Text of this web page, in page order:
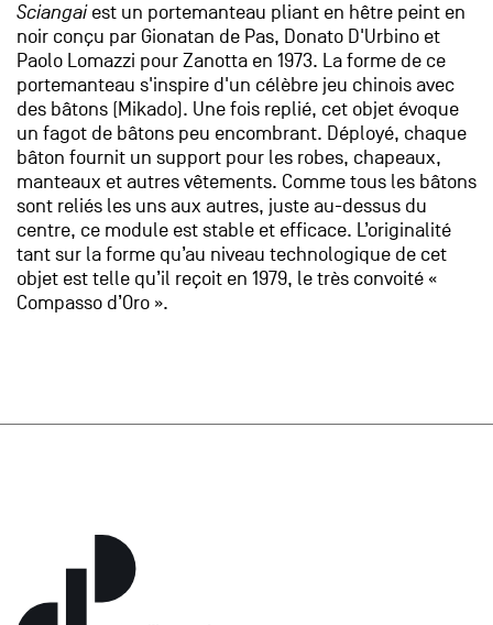
Sciangaiest un portemanteau pliant en hêtre peint en
noir conçu par Gionatan de Pas, Donato D'Urbino et
Paolo Lomazzi pour Zanotta en 1973. La forme de ce
portemanteau s'inspire d'un célèbre jeu chinois avec
des bâtons (Mikado). Une fois replié, cet objet évoque
un fagot de bâtons peu encombrant. Déployé, chaque
bâton fournit un support pour les robes, chapeaux,
manteaux et autres vêtements. Comme tous les bâtons
sont reliés les uns aux autres, juste au-dessus du
centre, ce module est stable et efficace. L’originalité
tant sur la forme qu’au niveau technologique de cet
objet est telle qu’il reçoit en 1979, le très convoité «
Compasso d’Oro ».